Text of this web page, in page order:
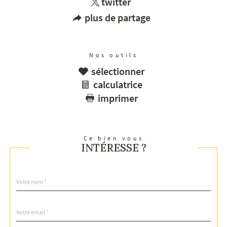
plus de partage
Nos outils
sélectionner
calculatrice
imprimer
Ce bien vous
INTÉRESSE ?
par
*
*